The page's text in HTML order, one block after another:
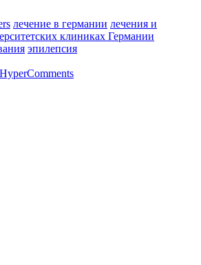
лечение в германии лечения и
клиниках Германии
эпилепсия